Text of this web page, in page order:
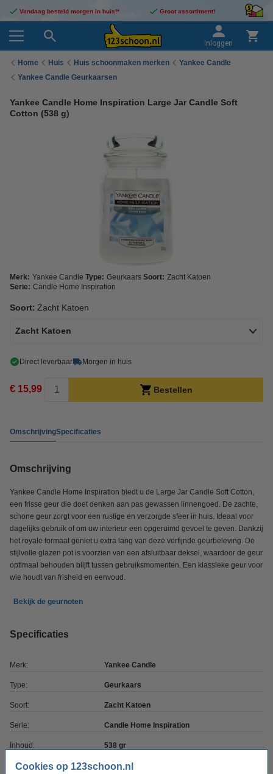
Cookies op 123schoon.nl
Vandaag besteld morgen in huis!* Groot assortiment!
Inloggen
Home Huis Huis schoonmaken merken
Yankee Candle
Yankee Candle Geurkaarsen
Yankee Candle Home Inspiration Large Jar Candle Soft
Cotton (538 g)
Merk: Yankee Candle Type: Geurkaars Soort: Zacht Katoen
Serie: Candle Home Inspiration
Soort: Zacht Katoen
Zacht Katoen
Direct leverbaar Morgen in huis
€ 15,99 Bestellen
OmschrijvingSpecificaties
Omschrijving
Yankee Candle Home Inspiration biedt u de Large Jar Candle Soft Cotton,
een frisse geur die doet denken aan pas gewassen linnengoed. De zachte,
schone geur zorgt voor een rustige en verzorgde sfeer in huis. Ideaal voor
dagelijks gebruik of om uw interieur een opgeruimd gevoel te geven. Dankzij
het royale formaat geniet u extra lang van deze verfijnde geurbeleving. De
stijlvolle glazen pot is voorzien van een afsluitbaar deksel, waardoor de geur
optimaal behouden blijft tussen gebruiksmomenten. Een klassieke geur voor
wie houdt van frisheid en eenvoud.
Bekijk de geurnoten
Specificaties
Merk: Yankee Candle
Type: Geurkaars
Soort: Zacht Katoen
Serie: Candle Home Inspiration
Inhoud: 538 gr
Aantal: 1 stuks